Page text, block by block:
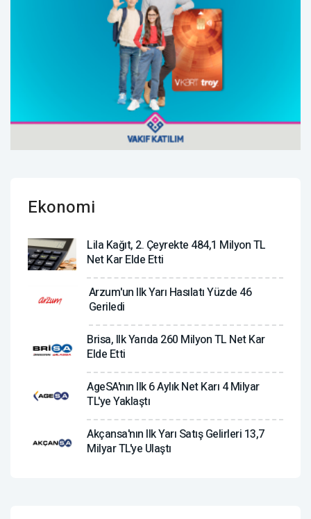
Ekonomi
Lila Kağıt, 2. Çeyrekte 484,1 Milyon TL
Net Kar Elde Etti
Arzum'un Ilk Yarı Hasılatı Yüzde 46
Geriledi
Brisa, Ilk Yarıda 260 Milyon TL Net Kar
Elde Etti
AgeSA'nın Ilk 6 Aylık Net Karı 4 Milyar
TL'ye Yaklaştı
Akçansa'nın Ilk Yarı Satış Gelirleri 13,7
Milyar TL'ye Ulaştı